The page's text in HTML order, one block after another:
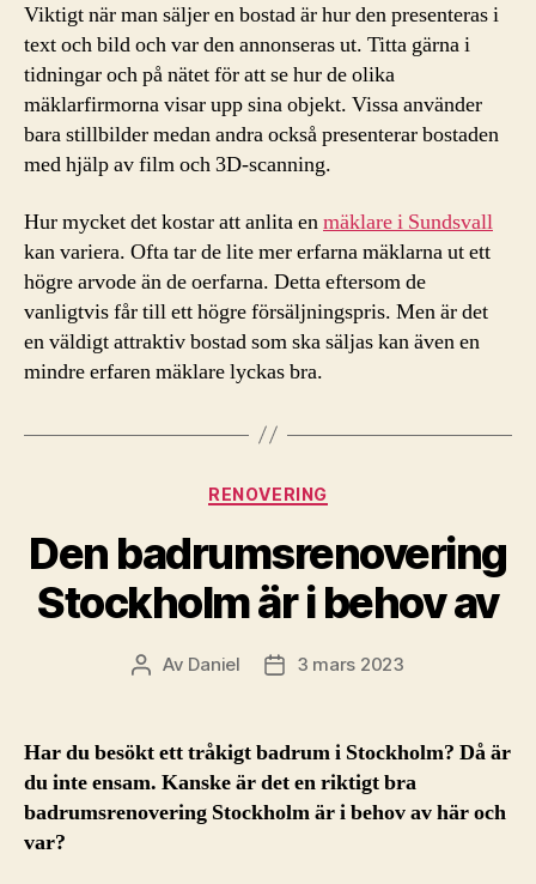
Viktigt när man säljer en bostad är hur den presenteras i
text och bild och var den annonseras ut. Titta gärna i
tidningar och på nätet för att se hur de olika
mäklarfirmorna visar upp sina objekt. Vissa använder
bara stillbilder medan andra också presenterar bostaden
med hjälp av film och 3D-scanning.
Hur mycket det kostar att anlita enmäklare i Sundsvall
kan variera. Ofta tar de lite mer erfarna mäklarna ut ett
högre arvode än de oerfarna. Detta eftersom de
vanligtvis får till ett högre försäljningspris. Men är det
en väldigt attraktiv bostad som ska säljas kan även en
mindre erfaren mäklare lyckas bra.
Kategorier
RENOVERING
Den badrumsrenovering
Stockholm är i behov av
Inläggsförfattare
Av Daniel Inläggsdatum
3 mars 2023
Har du besökt ett tråkigt badrum i Stockholm? Då är
du inte ensam. Kanske är det en riktigt bra
badrumsrenovering Stockholm är i behov av här och
var?